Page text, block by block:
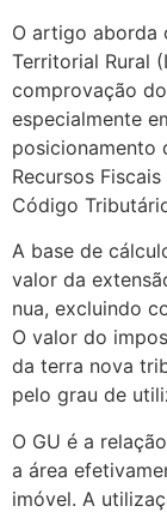
O artigo aborda
Territorial Rural
comprovação
especialmente
posicionamento
Recursos
Código
A base de
valor da
nua, excluindo
O valor do
da terra nova
pelo grau de
O GU é a relação
a área
imóvel. A